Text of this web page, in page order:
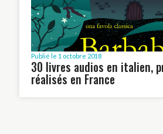
Publié le 1 octobre 2018
30 livres audios en italien,
réalisés en France